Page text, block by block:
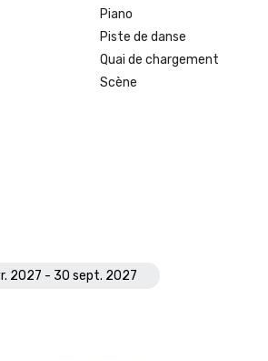
Piano
Piste de danse
Quai de chargement
Scène
2027 - 30 sept. 2027